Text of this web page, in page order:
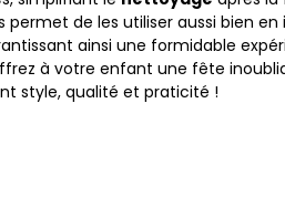
permet de les utiliser aussi bien en
ainsi une formidable
à votre enfant une fête
style, qualité et praticité !